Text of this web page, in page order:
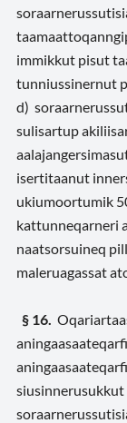
immikkut pisut
tunniussinernut
d)
sulisartup
isertitaanut
ukiumoortumik
kattunneqarneri
naatsorsuineq
maleruagassat
§ 16.